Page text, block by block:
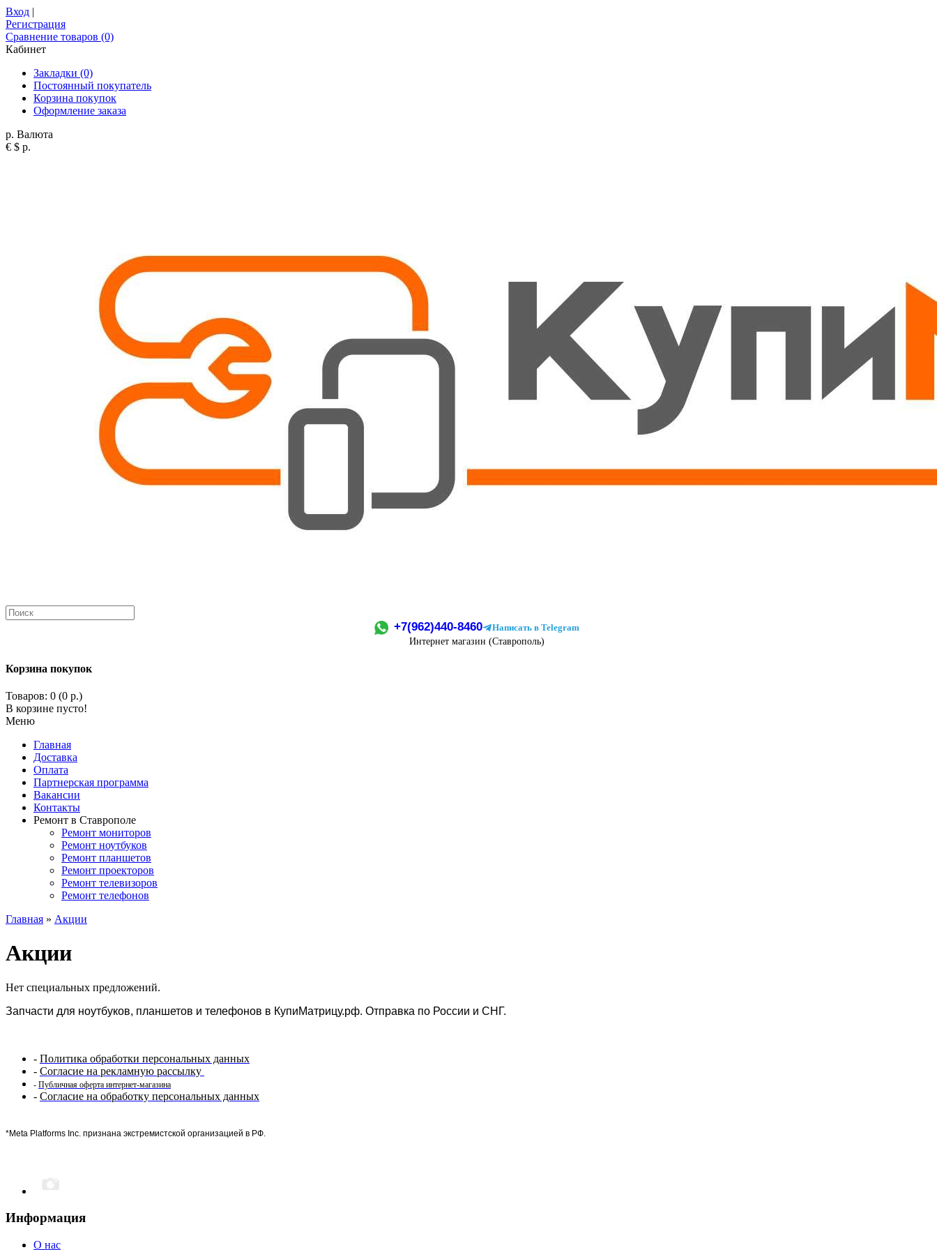
Вход |
Регистрация
Сравнение товаров (0)
Кабинет
Закладки (0)
Постоянный покупатель
Корзина покупок
Оформление заказа
р. Валюта
€ $ р.
+7(962)440-8460
Написать в Telegram
Интернет магазин (Ставрополь)
Корзина покупок
Товаров: 0 (0 р.)
В корзине пусто!
Меню
Главная
Доставка
Оплата
Партнерская программа
Вакансии
Контакты
Ремонт в Ставрополе
Ремонт мониторов
Ремонт ноутбуков
Ремонт планшетов
Ремонт проекторов
Ремонт телевизоров
Ремонт телефонов
Главная » Акции
Акции
Нет специальных предложений.
Запчасти для ноутбуков, планшетов и телефонов в КупиМатрицу.рф. Отправка по России и СНГ.
- Политика обработки персональных данных
- Согласие на рекламную рассылку
- Публичная оферта интернет-магазина
- Согласие на обработку персональных данных
*Meta Platforms Inc. признана экстремистской организацией в РФ.
Информация
О нас